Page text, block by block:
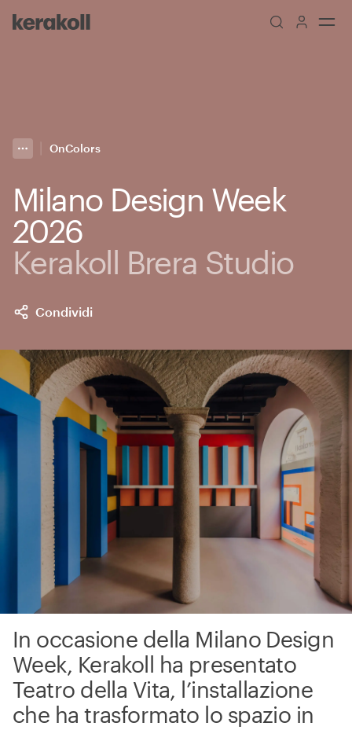
Go to Homepage
More
Toggle menu
OnColors
Milano Design Week
2026
Kerakoll Brera Studio
Condividi
In occasione della Milano Design
Week, Kerakoll ha presentato
Teatro della Vita, l’installazione
che ha trasformato lo spazio in